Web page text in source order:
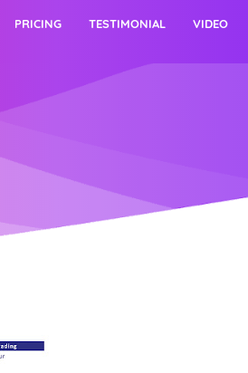
PRICING TESTIMONIAL VIDEO